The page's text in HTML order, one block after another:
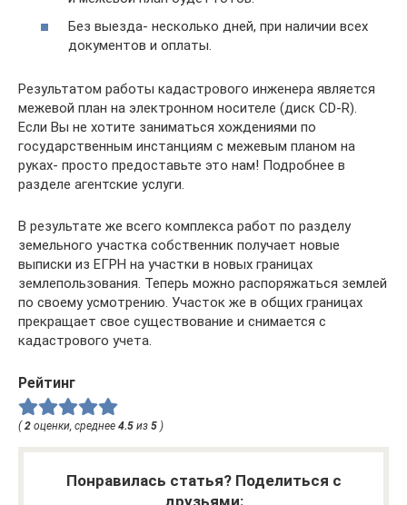
Без выезда- несколько дней, при наличии всех
документов и оплаты.
Результатом работы кадастрового инженера является
межевой план на электронном носителе (диск CD-R).
Если Вы не хотите заниматься хождениями по
государственным инстанциям с межевым планом на
руках- просто предоставьте это нам! Подробнее в
разделе агентские услуги.
В результате же всего комплекса работ по разделу
земельного участка собственник получает новые
выписки из ЕГРН на участки в новых границах
землепользования. Теперь можно распоряжаться землей
по своему усмотрению. Участок же в общих границах
прекращает свое существование и снимается с
кадастрового учета.
Рейтинг
(2 оценки, среднее 4.5 из 5 )
Понравилась статья? Поделиться с
друзьями: